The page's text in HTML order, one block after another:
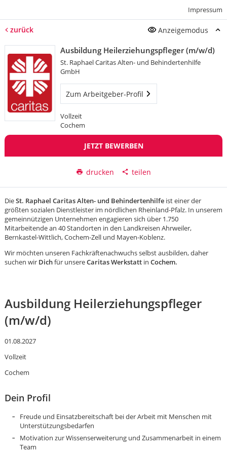
Impressum
zurück Anzeigemodus
Ausbildung Heilerziehungspfleger (m/w/d)
St. Raphael Caritas Alten- und Behindertenhilfe
GmbH
Zum Arbeitgeber-Profil
Vollzeit
Cochem
JETZT BEWERBEN
drucken teilen
DieSt. Raphael Caritas Alten- und Behindertenhilfeist einer der
größten sozialen Dienstleister im nördlichen Rheinland-Pfalz. In unserem
gemeinnützigen Unternehmen engagieren sich über 1.750
Mitarbeitende an 40 Standorten in den Landkreisen Ahrweiler,
Bernkastel-Wittlich, Cochem-Zell und Mayen-Koblenz.
Wir möchten unseren Fachkräftenachwuchs selbst ausbilden, daher
suchen wir Dichfür unsereCaritas Werkstattin Cochem.
Ausbildung Heilerziehungspfleger
(m/w/d)
01.08.2027
Vollzeit
Cochem
Dein Profil
Freude und Einsatzbereitschaft bei der Arbeit mit Menschen mit
Unterstützungsbedarfen
Motivation zur Wissenserweiterung und Zusammenarbeit in einem
Team